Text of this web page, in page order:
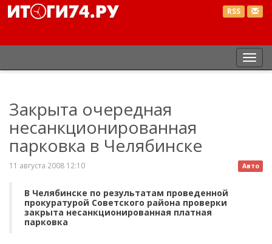
RSS
Закрыта очередная
несанкционированная
парковка в Челябинске
Авто
11 августа 2008 12:10
В Челябинске по результатам проведенной
прокуратурой Советского района проверки
закрыта несанкционированная платная
парковка